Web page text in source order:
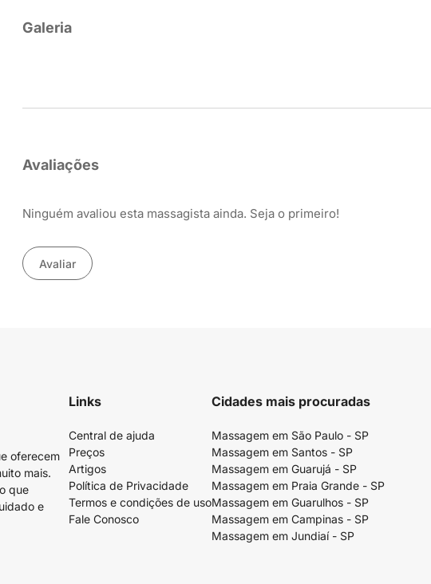
Galeria
Avaliações
Ninguém avaliou esta massagista ainda. Seja o primeiro!
Avaliar
oferecem
mais.
que
e
Links
Central de ajuda
Preços
Artigos
Política de Privacidade
Termos e condições de uso
Fale Conosco
Cidades mais procuradas
Massagem em São Paulo - SP
Massagem em Santos - SP
Massagem em Guarujá - SP
Massagem em Praia Grande - SP
Massagem em Guarulhos - SP
Massagem em Campinas - SP
Massagem em Jundiaí - SP